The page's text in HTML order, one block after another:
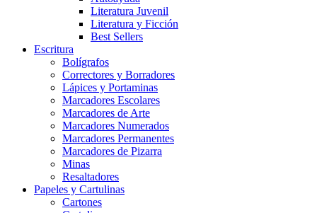
Literatura Juvenil
Literatura y Ficción
Best Sellers
Escritura
Bolígrafos
Correctores y Borradores
Lápices y Portaminas
Marcadores Escolares
Marcadores de Arte
Marcadores Numerados
Marcadores Permanentes
Marcadores de Pizarra
Minas
Resaltadores
Papeles y Cartulinas
Cartones